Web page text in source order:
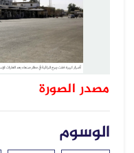
مصدر الصورة
الوسوم